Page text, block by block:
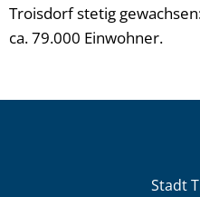
Troisdorf stetig
ca. 79.000 Einwohner.
Stadt